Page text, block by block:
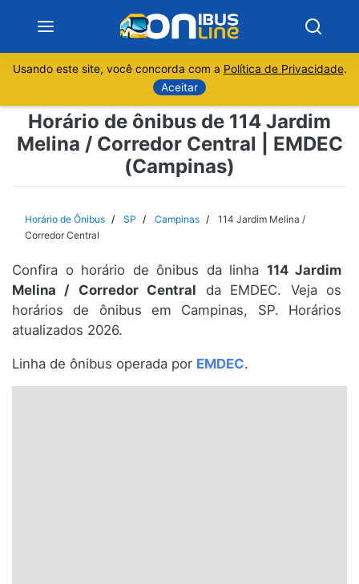
Sobre
Minas Gerais
Espírito Santo
Paraná
Santa Catarina
Usando este site, você concorda com a Política de Privacidade.
Aceitar
Horário de ônibus de 114 Jardim
Melina / Corredor Central | EMDEC
(Campinas)
Horário de Ônibus SP Campinas
114 Jardim Melina /
Corredor Central
Confira o horário de ônibus da linha 114 Jardim
Melina / Corredor Central da EMDEC. Veja os
horários de ônibus em Campinas, SP. Horários
atualizados 2026.
Linha de ônibus operada por EMDEC.